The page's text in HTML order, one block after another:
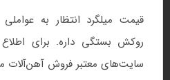
قیمت میلگرد انتظار به
روکش بستگی داره. برای
سایت‌های معتبر فروش آهن‌آلات